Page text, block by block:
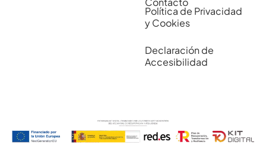
Política de Privacidad
y Cookies
Declaración de
Accesibilidad